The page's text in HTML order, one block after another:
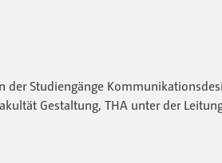
der Studiengänge
Gestaltung, THA unter der